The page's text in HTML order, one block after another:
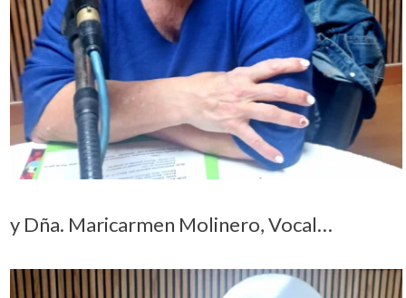
y Dña. Maricarmen Molinero, Vocal…